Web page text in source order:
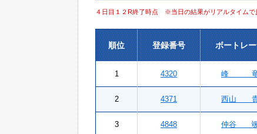
４日目１２R終了時点 ※当日の結果がリアルタイムで
順位 登録番号 ボートレ
1 4320 峰 竜
2 4371 西山
3 4848 仲谷